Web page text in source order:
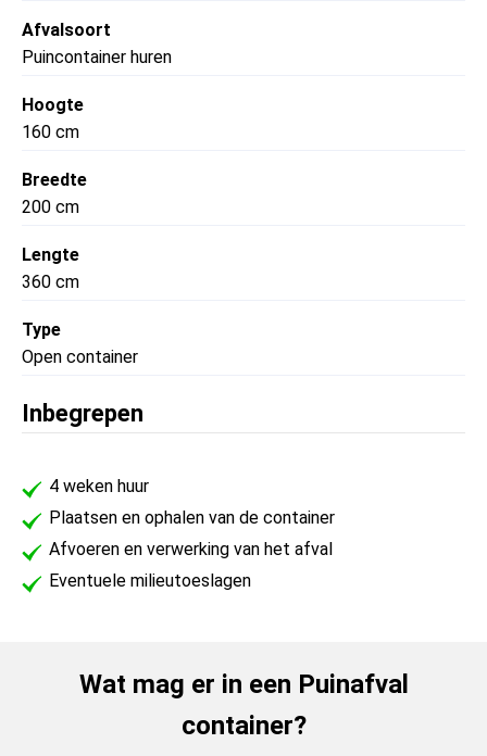
Afvalsoort
Puincontainer huren
Hoogte
160 cm
Breedte
200 cm
Lengte
360 cm
Type
Open container
Inbegrepen
4 weken huur
Plaatsen en ophalen van de container
Afvoeren en verwerking van het afval
Eventuele milieutoeslagen
Wat mag er in een Puinafval
container?